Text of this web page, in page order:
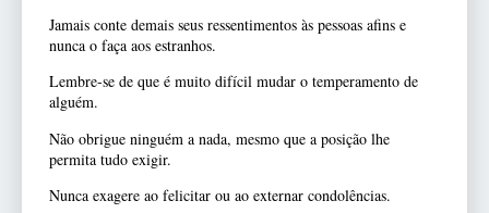
Jamais conte demais seus ressentimentos às pessoas afins e
nunca o faça aos estranhos.
Lembre-se de que é muito difícil mudar o temperamento de
alguém.
Não obrigue ninguém a nada, mesmo que a posição lhe
permita tudo exigir.
Nunca exagere ao felicitar ou ao externar condolências.